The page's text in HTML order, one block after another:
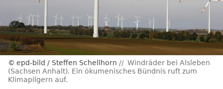
epd-bild / Steffen Schellhorn
Windräder bei Alsleben
(Sachsen Anhalt). Ein ökumenisches Bündnis ruft zum
Klimapilgern auf.